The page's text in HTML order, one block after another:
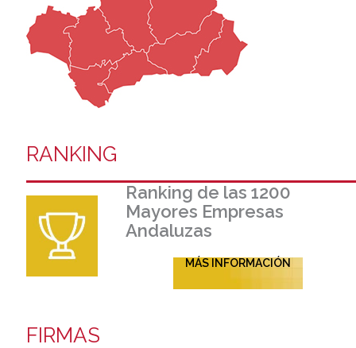
RANKING
Ranking de las 1200
Mayores Empresas
Andaluzas
MÁS INFORMACIÓN
FIRMAS